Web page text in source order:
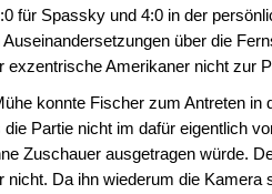
für Spassky und 4:0 in der
über die
exzentrische Amerikaner nicht zur
konnte Fischer zum Antreten in
Partie nicht im dafür eigentlich
Zuschauer ausgetragen würde.
nicht. Da ihn wiederum die